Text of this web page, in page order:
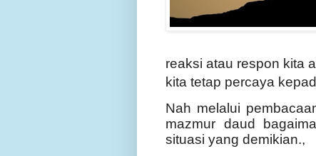
reaksi atau respon kita
kita tetap percaya
Nah melalui
mazmur daud
situasi yang demikian.,